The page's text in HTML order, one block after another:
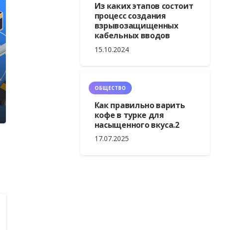
Из каких этапов состоит
процесс создания
взрывозащищенных
кабельных вводов
15.10.2024
ОБЩЕСТВО
Как правильно варить
кофе в турке для
насыщенного вкуса.2
17.07.2025